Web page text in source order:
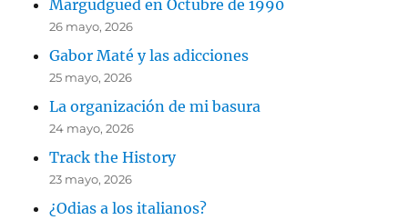
Margudgued en Octubre de 1990
26 mayo, 2026
Gabor Maté y las adicciones
25 mayo, 2026
La organización de mi basura
24 mayo, 2026
Track the History
23 mayo, 2026
¿Odias a los italianos?